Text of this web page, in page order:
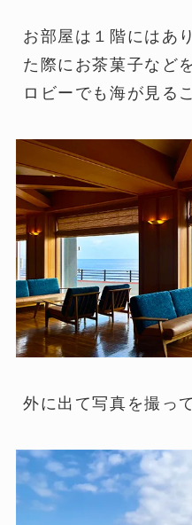
お部屋は１階にはあ
た際にお茶菓子など
ロビーでも海が見る
外に出て写真を撮っ